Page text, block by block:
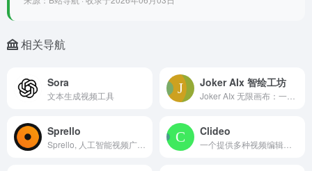
相关导航
Sora
文本生成视频工具
Joker AIx 智绘工坊
Sprello Clideo